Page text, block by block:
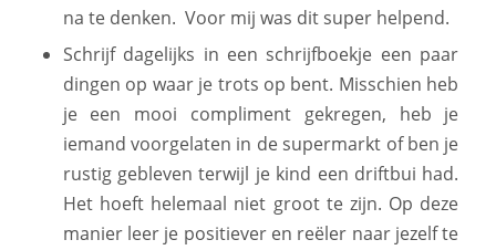
na te denken. Voor mij was dit super helpend.
Schrijf dagelijks in een schrijfboekje een paar
dingen op waar je trots op bent. Misschien heb
je een mooi compliment gekregen, heb je
iemand voorgelaten in de supermarkt of ben je
rustig gebleven terwijl je kind een driftbui had.
Het hoeft helemaal niet groot te zijn. Op deze
manier leer je positiever en reëler naar jezelf te